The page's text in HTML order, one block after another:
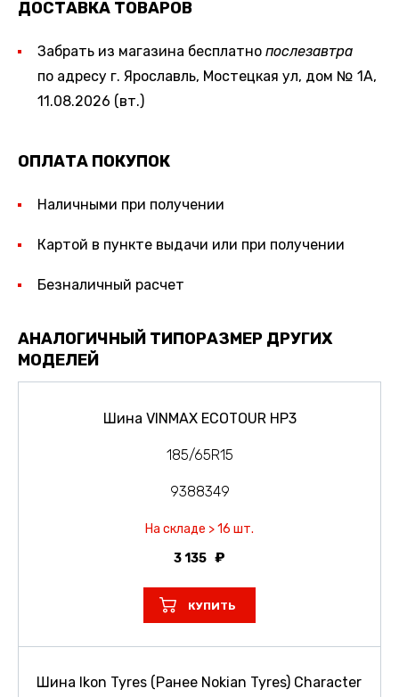
ДОСТАВКА ТОВАРОВ
Забрать из магазина бесплатно послезавтра
по адресу г. Ярославль, Мостецкая ул, дом № 1А,
11.08.2026 (вт.)
ОПЛАТА ПОКУПОК
Наличными при получении
Картой в пункте выдачи или при получении
Безналичный расчет
АНАЛОГИЧНЫЙ ТИПОРАЗМЕР ДРУГИХ
МОДЕЛЕЙ
Шина VINMAX ECOTOUR HP3
185/65R15
9388349
На складе > 16 шт.
3 135
КУПИТЬ
Шина Ikon Tyres (Ранее Nokian Tyres) Character